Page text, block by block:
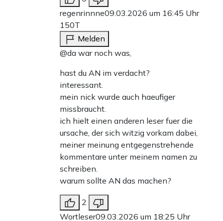
regenrinnne09.03.2026 um 16:45 Uhr
150T
Melden
@da war noch was,
hast du AN im verdacht?
interessant.
mein nick wurde auch haeufiger
missbraucht.
ich hielt einen anderen leser fuer die
ursache, der sich witzig vorkam dabei,
meiner meinung entgegenstrehende
kommentare unter meinem namen zu
schreiben.
warum sollte AN das machen?
2
Wortleser09.03.2026 um 18:25 Uhr